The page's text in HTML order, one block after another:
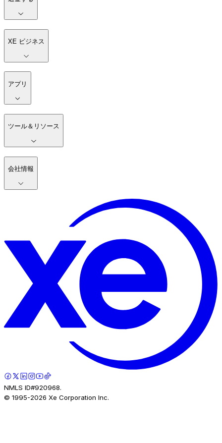
XE ビジネス
アプリ
ツール＆リソース
会社情報
NMLS ID#920968.
© 1995-2026 Xe Corporation Inc.